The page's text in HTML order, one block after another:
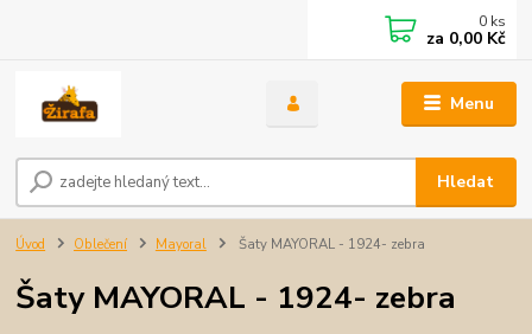
Menu
Hledat
0 ks
za 0,00 Kč
Úvod Oblečení Mayoral Šaty MAYORAL - 1924- zebra
Šaty MAYORAL - 1924- zebra